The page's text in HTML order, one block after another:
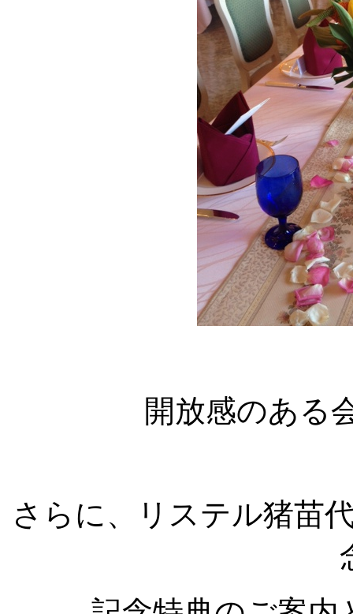
開放感のある
さらに、リステル猪苗